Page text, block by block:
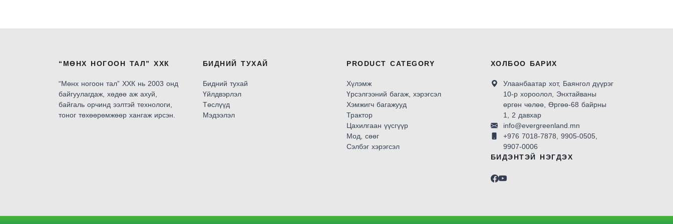
“МӨНХ НОГООН ТАЛ” ХХК
“Мөнх ногоон тал” ХХК нь 2003 онд
байгуулагдаж, хөдөө аж ахуй,
байгаль орчинд ээлтэй технологи,
тоног төхөөрөмжөөр хангаж ирсэн.
БИДНИЙ ТУХАЙ
Бидний тухай
Үйлдвэрлэл
Төслүүд
Мэдээлэл
PRODUCT CATEGORY
Хүлэмж
Үрсэлгээний багаж, хэрэгсэл
Хэмжигч багажууд
Трактор
Цахилгаан үүсгүүр
Мод, сөөг
Сэлбэг хэрэгсэл
ХОЛБОО БАРИХ
Улаанбаатар хот, Баянгол дүүрэг
10-р хороолол, Энхтайваны
өргөн чөлөө, Өргөө-68 байрны
1, 2 давхар
info@evergreenland.mn
+976 7018-7878, 9905-0505,
9907-0006
БИДЭНТЭЙ НЭГДЭХ